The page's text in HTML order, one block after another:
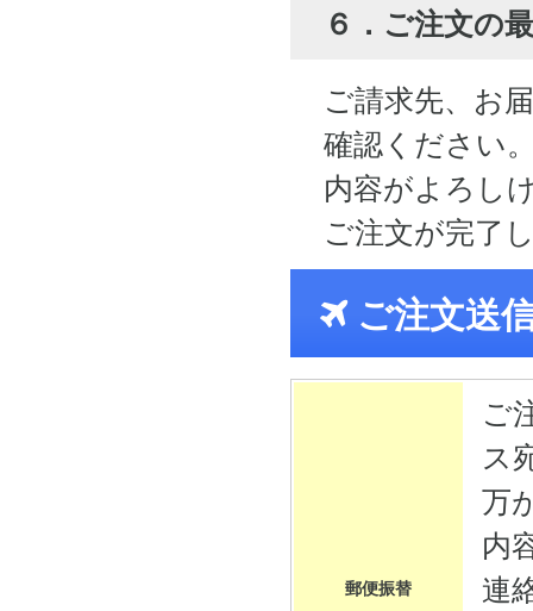
６．ご注文の
ご請求先、お
確認ください
内容がよろし
ご注文が完了
ご注文送
郵便振替
ご
ス
万
内
連